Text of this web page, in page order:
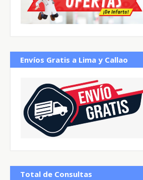
Envíos Gratis a Lima y Callao
Total de Consultas